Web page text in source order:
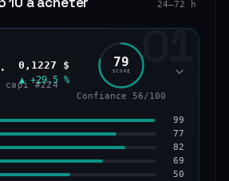
24–72 h
01
· capi #224
0,1227 $
▲ +29,5 %
79
SCORE
Confiance 56/100
99
77
82
69
50